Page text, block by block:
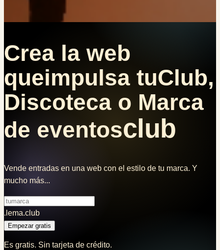
Crea la web
queimpulsa tuClub,
Discoteca o Marca
de eventosclub
Vende entradas en una web con el estilo de tu marca. Y
mucho más...
.lema.club
Empezar gratis
Es gratis. Sin tarjeta de crédito.